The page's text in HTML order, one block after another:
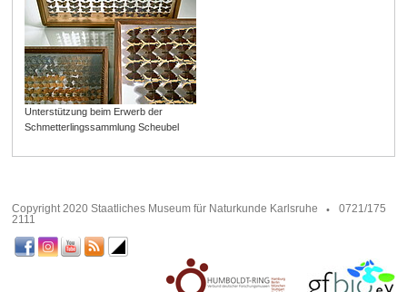
Unterstützung beim Erwerb der
Schmetterlingssammlung Scheubel
Copyright 2020 Staatliches Museum für Naturkunde Karlsruhe
0721/175
2111